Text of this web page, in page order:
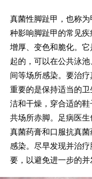
真菌性脚趾甲，也称
种影响脚趾甲的常见
增厚、变色和脆化。
起的，可以在公共泳
间等场所感染。要治疗
重要的是保持适当的
洁和干燥，穿合适的
共场所赤脚。足病医
真菌药膏和口服抗真
感染。尽早发现并治
要，以避免进一步的并